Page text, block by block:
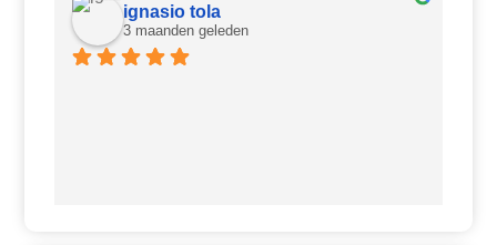
ignasio tola
3 maanden geleden